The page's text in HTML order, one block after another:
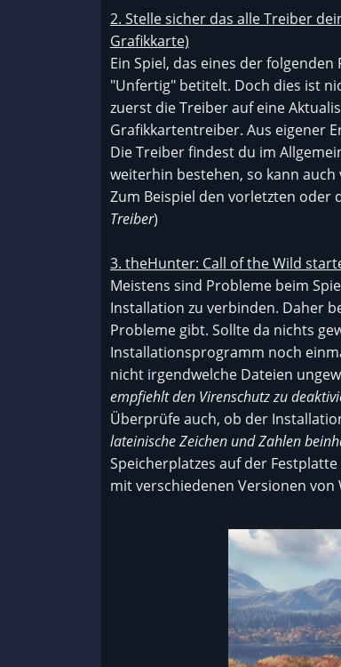
2. Stelle sicher das alle Treiber
Grafikkarte)
Ein Spiel, das eines der
"Unfertig" betitelt. Doch dies ist
zuerst die Treiber auf eine
Grafikkartentreiber. Aus eigener
Die Treiber findest du im
weiterhin bestehen, so kann
Zum Beispiel den vorletzten oder
Treiber)
3. theHunter: Call of the Wild
Meistens sind Probleme beim
Installation zu verbinden. Daher
Probleme gibt. Sollte da nichts
Installationsprogramm noch
nicht irgendwelche Dateien
empfiehlt den Virenschutz zu
Überprüfe auch, ob der
lateinische Zeichen und Zahlen
Speicherplatzes auf der
mit verschiedenen Versionen von